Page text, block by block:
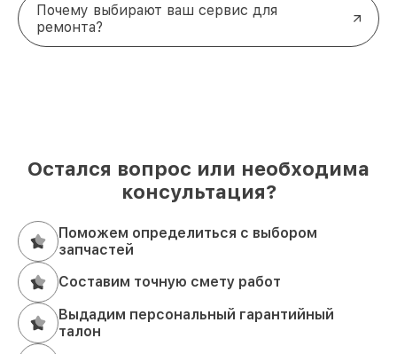
Почему выбирают ваш сервис для
ремонта?
Остался вопрос или необходима
консультация?
Поможем определиться с выбором
запчастей
Составим точную смету работ
Выдадим персональный гарантийный
талон